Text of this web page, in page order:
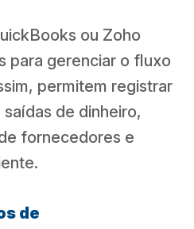
ou Zoho
para gerenciar o fluxo
permitem registrar
de dinheiro,
fornecedores e
de